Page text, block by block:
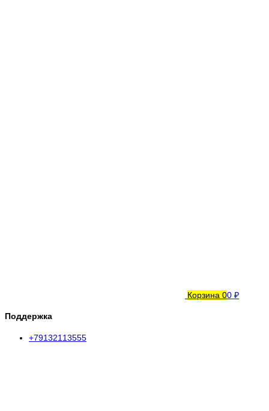
Корзина 00 ₽
Поддержка
+79132113555